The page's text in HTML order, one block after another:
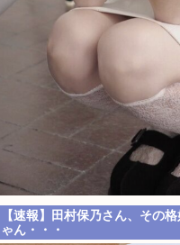
【速報】田村保乃さん、その
ゃん・・・